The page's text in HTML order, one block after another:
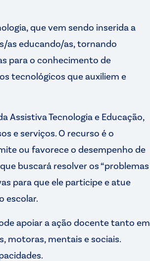
que vem sendo inserida a
as educando/as, tornando
para o conhecimento de
tecnológicos que auxiliem e
Assistiva Tecnologia e Educação,
e serviços. O recurso é o
ou favorece o desempenho de
buscará resolver os “problemas
para que ele participe e atue
escolar.
apoiar a ação docente tanto em
motoras, mentais e sociais.